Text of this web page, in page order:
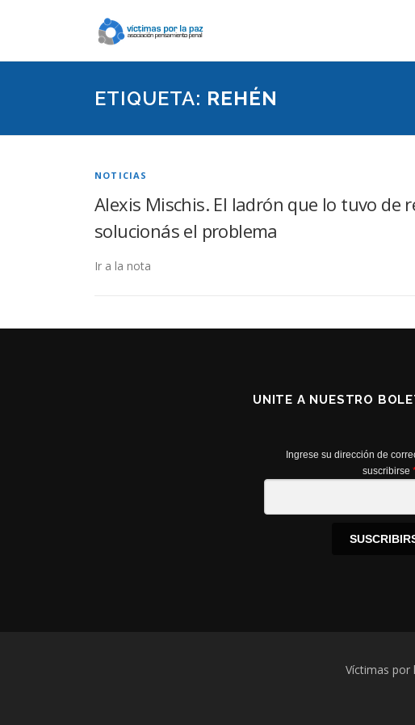
ETIQUETA: REHÉN
NOTICIAS
Alexis Mischis. El ladrón que lo tuvo de
solucionás el problema
Ir a la nota
UNITE A NUESTRO
Ingrese su dirección de
suscribirse
Víctimas por